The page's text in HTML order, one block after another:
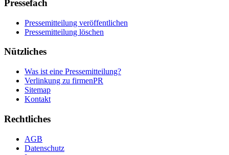
Pressefach
Pressemitteilung veröffentlichen
Pressemitteilung löschen
Nützliches
Was ist eine Pressemitteilung?
Verlinkung zu firmenPR
Sitemap
Kontakt
Rechtliches
AGB
Datenschutz